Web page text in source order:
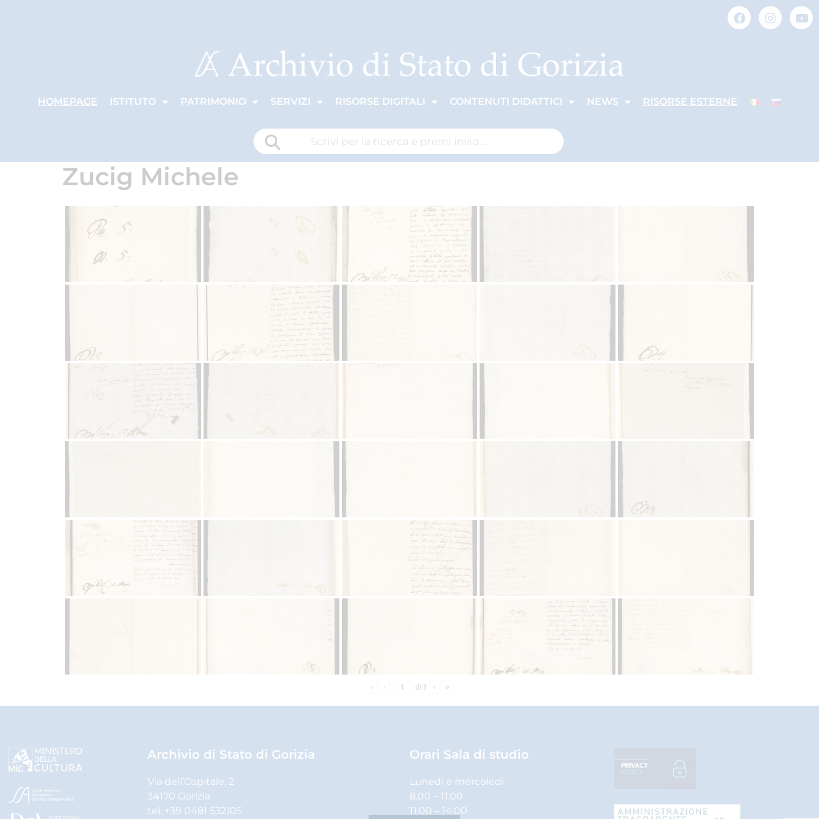
HOMEPAGE ISTITUTO PATRIMONIO SERVIZI RISORSE DIGITALI CONTENUTI DIDATTICI NEWS RISORSE ESTERNE
Zucig Michele
di 3 › »
Archivio di Stato di Gorizia
Via dell’Ospitale, 2
34170 Gorizia
tel. +39 0481 532105
Orari Sala di studio
Lunedì e mercoledì
8.00 – 11.00
11.00 – 14.00